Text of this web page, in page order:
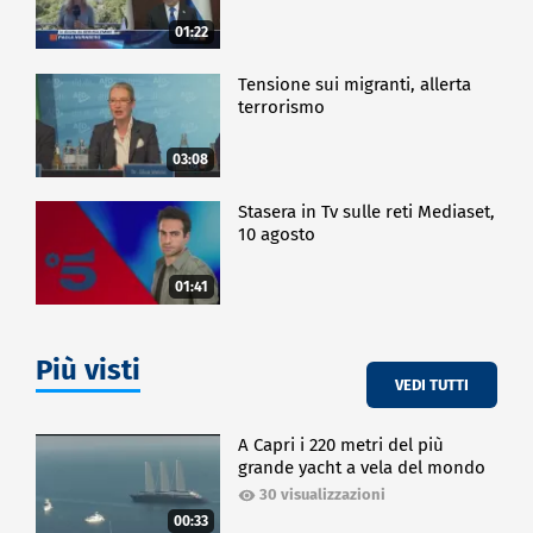
commerciali, emerge dai due cataloghi è un
racconto del Novecento che attraversa figurazione,
astrazione e concettuale, anche con lavori di valore
museale.
CULTURA
01:22
03:08
Tensione sui migranti, allerta
terrorismo
01:41
Stasera in Tv sulle reti Mediaset,
10 agosto
Più visti VEDI TUTTI
00:33
A Capri i 220 metri del più
grande yacht a vela del mondo
30 visualizzazioni